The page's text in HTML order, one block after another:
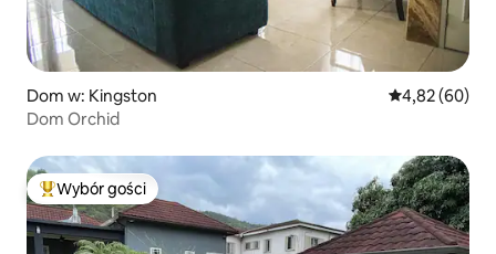
Dom w: Kingston Średnia
4,82 (60)
Dom Orchid
Najpopularniejsze z kategorii Wybór gości
Wybór gości